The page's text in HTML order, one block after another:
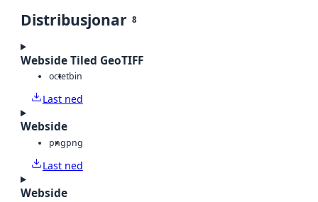
Distribusjonar 8
Webside Tiled GeoTIFF
octetbin
Last ned
Webside
pngpng
Last ned
Webside